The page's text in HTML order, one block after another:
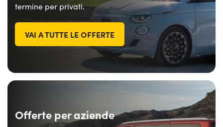
termine per privati.
VAI A TUTTE LE OFFERTE
Offerte per aziende